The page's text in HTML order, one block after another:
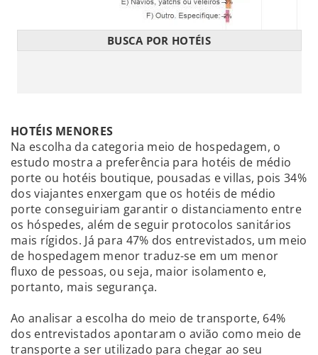
BUSCA POR HOTÉIS
HOTÉIS MENORES
Na escolha da categoria meio de hospedagem, o
estudo mostra a preferência para hotéis de médio
porte ou hotéis boutique, pousadas e villas, pois 34%
dos viajantes enxergam que os hotéis de médio
porte conseguiriam garantir o distanciamento entre
os hóspedes, além de seguir protocolos sanitários
mais rígidos. Já para 47% dos entrevistados, um meio
de hospedagem menor traduz-se em um menor
fluxo de pessoas, ou seja, maior isolamento e,
portanto, mais segurança.
Ao analisar a escolha do meio de transporte, 64%
dos entrevistados apontaram o avião como meio de
transporte a ser utilizado para chegar ao seu